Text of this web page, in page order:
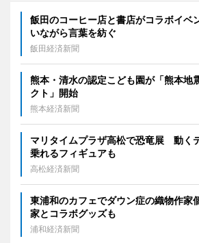
飯田のコーヒー店と書店がコラボイ
いながら言葉を紡ぐ
飯田経済新聞
熊本・清水の認定こども園が「熊本地
クト」開始
熊本経済新聞
マリタイムプラザ高松で恐竜展 動く
乗れるフィギュアも
高松経済新聞
東浦和のカフェでダウン症の織物作
家とコラボグッズも
浦和経済新聞